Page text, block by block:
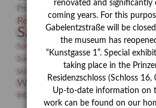
Provenienz
Restaurierung Rudi Lesser
Sammlung Samstagszeichner
Sphinx
studio Studio Bildende
Suermondt-Ludwig-Museum
Volontariat
Walter Rheiner
Werkbetrachtung Winter
Wolf und Hund
Zirkuswoche
renovated and significantly
coming years. For this
Gabelentzstraße will be
the museum has
“Kunstgasse 1”. Special
taking place in the
Residenzschloss (Schloss
Up-to-date information on
work can be found on our